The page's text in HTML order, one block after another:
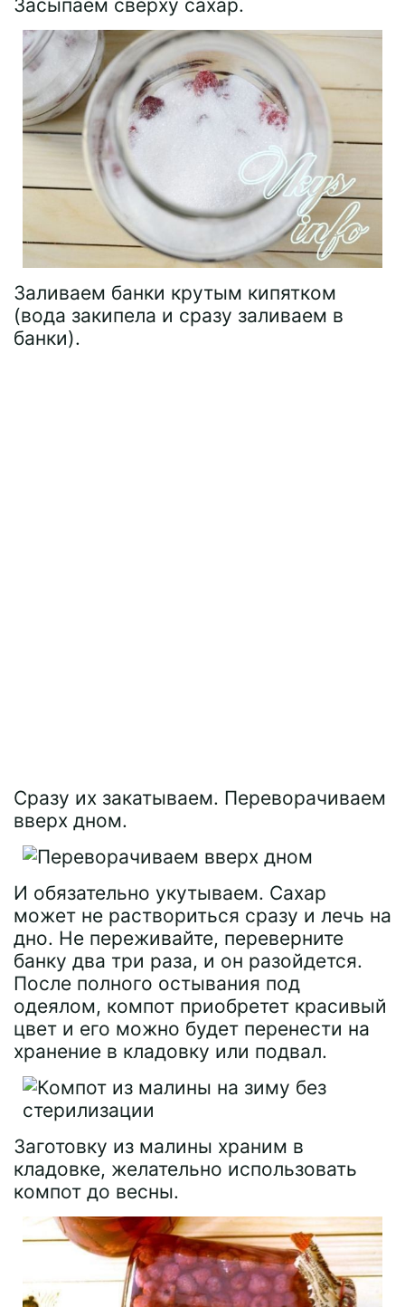
Засыпаем сверху сахар.
Заливаем банки крутым кипятком
(вода закипела и сразу заливаем в
банки).
Сразу их закатываем. Переворачиваем
вверх дном.
И обязательно укутываем. Сахар
может не раствориться сразу и лечь на
дно. Не переживайте, переверните
банку два три раза, и он разойдется.
После полного остывания под
одеялом, компот приобретет красивый
цвет и его можно будет перенести на
хранение в кладовку или подвал.
Заготовку из малины храним в
кладовке, желательно использовать
компот до весны.